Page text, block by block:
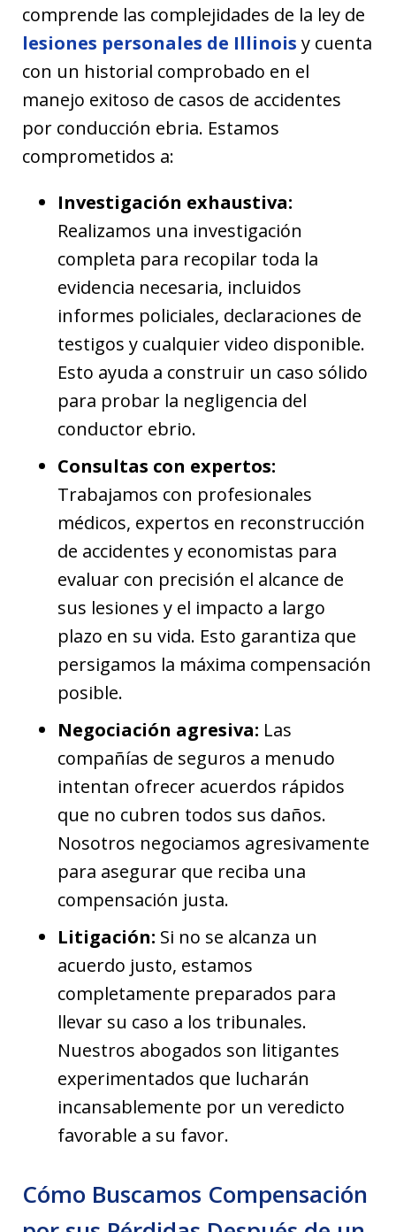
comprende las complejidades de la ley de
lesiones personales de Illinois y cuenta
con un historial comprobado en el
manejo exitoso de casos de accidentes
por conducción ebria. Estamos
comprometidos a:
Investigación exhaustiva:
Realizamos una investigación
completa para recopilar toda la
evidencia necesaria, incluidos
informes policiales, declaraciones de
testigos y cualquier video disponible.
Esto ayuda a construir un caso sólido
para probar la negligencia del
conductor ebrio.
Consultas con expertos:
Trabajamos con profesionales
médicos, expertos en reconstrucción
de accidentes y economistas para
evaluar con precisión el alcance de
sus lesiones y el impacto a largo
plazo en su vida. Esto garantiza que
persigamos la máxima compensación
posible.
Negociación agresiva: Las
compañías de seguros a menudo
intentan ofrecer acuerdos rápidos
que no cubren todos sus daños.
Nosotros negociamos agresivamente
para asegurar que reciba una
compensación justa.
Litigación: Si no se alcanza un
acuerdo justo, estamos
completamente preparados para
llevar su caso a los tribunales.
Nuestros abogados son litigantes
experimentados que lucharán
incansablemente por un veredicto
favorable a su favor.
Cómo Buscamos Compensación